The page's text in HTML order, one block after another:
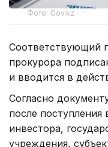
Фото: Gov.kz
Соответствующий
прокурора
и вводится в
Согласно
после поступления
инвестора,
учреждения,